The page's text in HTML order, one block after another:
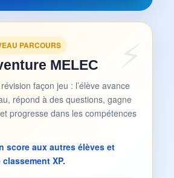
PARCOURS
MELEC
façon jeu : l’élève avance
répond à des questions, gagne
progresse dans les compétences
score aux autres élèves et
XP.